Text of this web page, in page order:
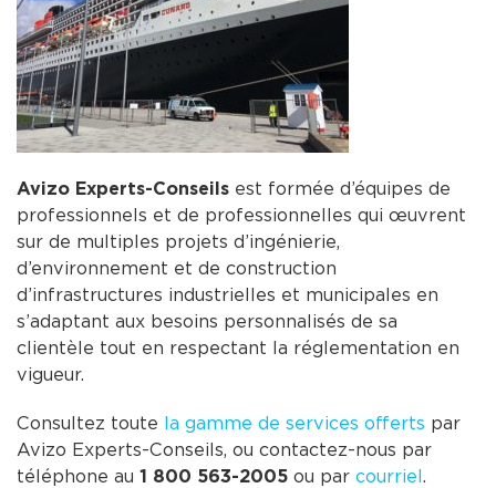
Avizo Experts-Conseils est formée d’équipes de
professionnels et de professionnelles qui œuvrent
sur de multiples projets d’ingénierie,
d’environnement et de construction
d’infrastructures industrielles et municipales en
s’adaptant aux besoins personnalisés de sa
clientèle tout en respectant la réglementation en
vigueur.
Consultez toute la gamme de services offerts par
Avizo Experts-Conseils, ou contactez-nous par
téléphone au 1 800 563-2005 ou par courriel.